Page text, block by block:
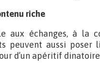
riche
aux échanges, à la
peuvent aussi poser
d’un apéritif